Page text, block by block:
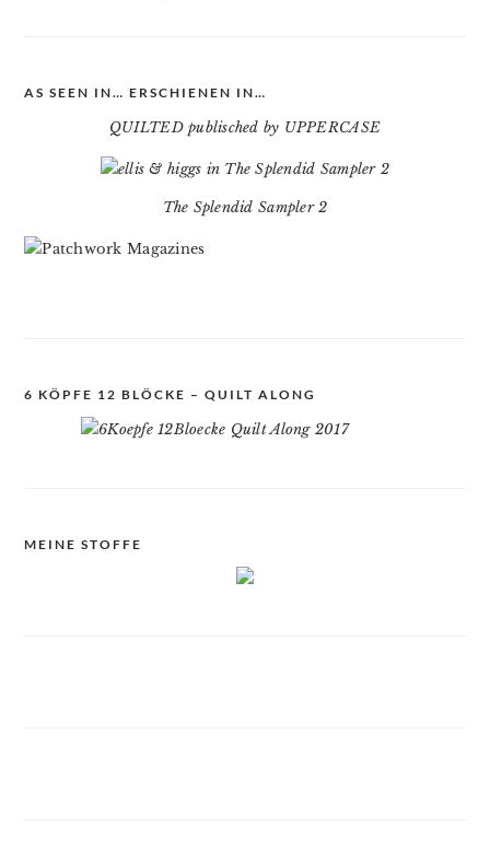
AS SEEN IN… ERSCHIENEN IN…
QUILTED publisched by UPPERCASE
The Splendid Sampler 2
6 KÖPFE 12 BLÖCKE – QUILT ALONG
MEINE STOFFE